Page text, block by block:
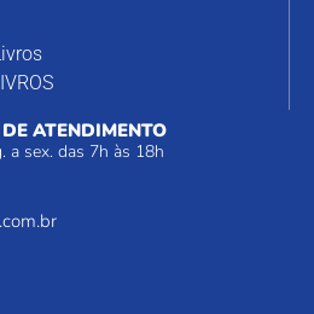
ATENDIMENTO
a sex. das 7h às 18h